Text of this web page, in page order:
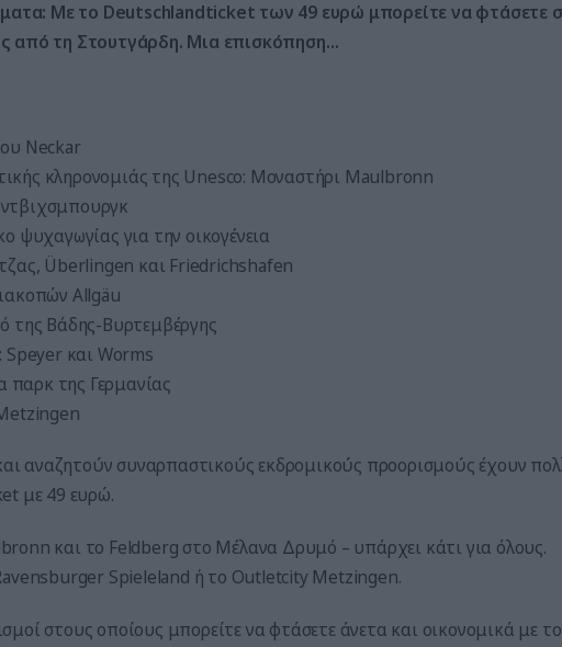
Με το Deutschlandticket των 49 ευρώ μπορείτε να φτάσετε
από τη Στουτγάρδη. Μια επισκόπηση…
Neckar
κληρονομιάς της Unesco: Μοναστήρι Maulbronn
ψυχαγωγίας για την οικογένεια
Überlingen και Friedrichshafen
Allgäu
της Βάδης-Βυρτεμβέργης
Speyer και Worms
παρκ της Γερμανίας
αναζητούν συναρπαστικούς εκδρομικούς προορισμούς έχουν
με 49 ευρώ.
και το Feldberg στο Μέλανα Δρυμό – υπάρχει κάτι για όλους.
Ravensburger Spieleland ή το Outletcity Metzingen.
στους οποίους μπορείτε να φτάσετε άνετα και οικονομικά με το